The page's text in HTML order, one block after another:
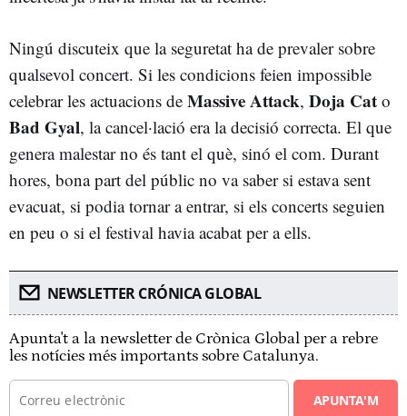
Ningú discuteix que la seguretat ha de prevaler sobre
qualsevol concert. Si les condicions feien impossible
celebrar les actuacions de Massive Attack, Doja Cat o
Bad Gyal, la cancel·lació era la decisió correcta. El que
genera malestar no és tant el què, sinó el com. Durant
hores, bona part del públic no va saber si estava sent
evacuat, si podia tornar a entrar, si els concerts seguien
en peu o si el festival havia acabat per a ells.
NEWSLETTER CRÓNICA GLOBAL
Apunta't a la newsletter de Crònica Global per a rebre
les notícies més importants sobre Catalunya.
APUNTA'M